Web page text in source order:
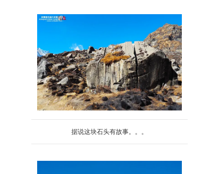
据说这块石头有故事。。。